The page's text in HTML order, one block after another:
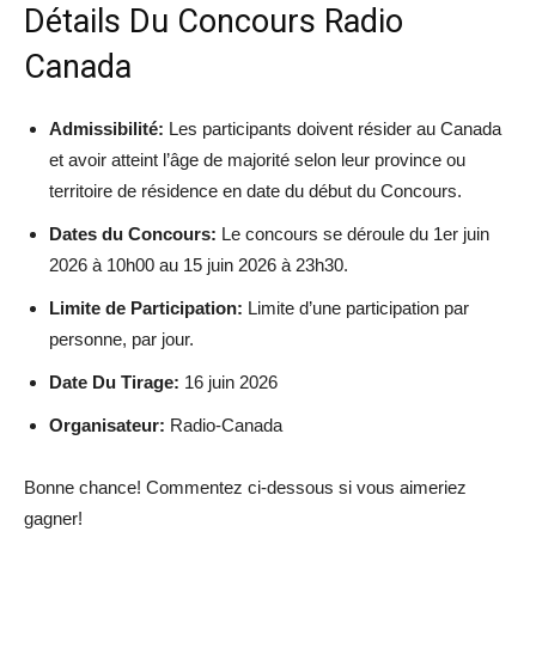
Détails Du Concours Radio
Canada
Admissibilité: Les participants doivent résider au Canada
et avoir atteint l’âge de majorité selon leur province ou
territoire de résidence en date du début du Concours.
Dates du Concours: Le concours se déroule du 1er juin
2026 à 10h00 au 15 juin 2026 à 23h30.
Limite de Participation: Limite d’une participation par
personne, par jour.
Date Du Tirage: 16 juin 2026
Organisateur: Radio-Canada
Bonne chance! Commentez ci-dessous si vous aimeriez
gagner!